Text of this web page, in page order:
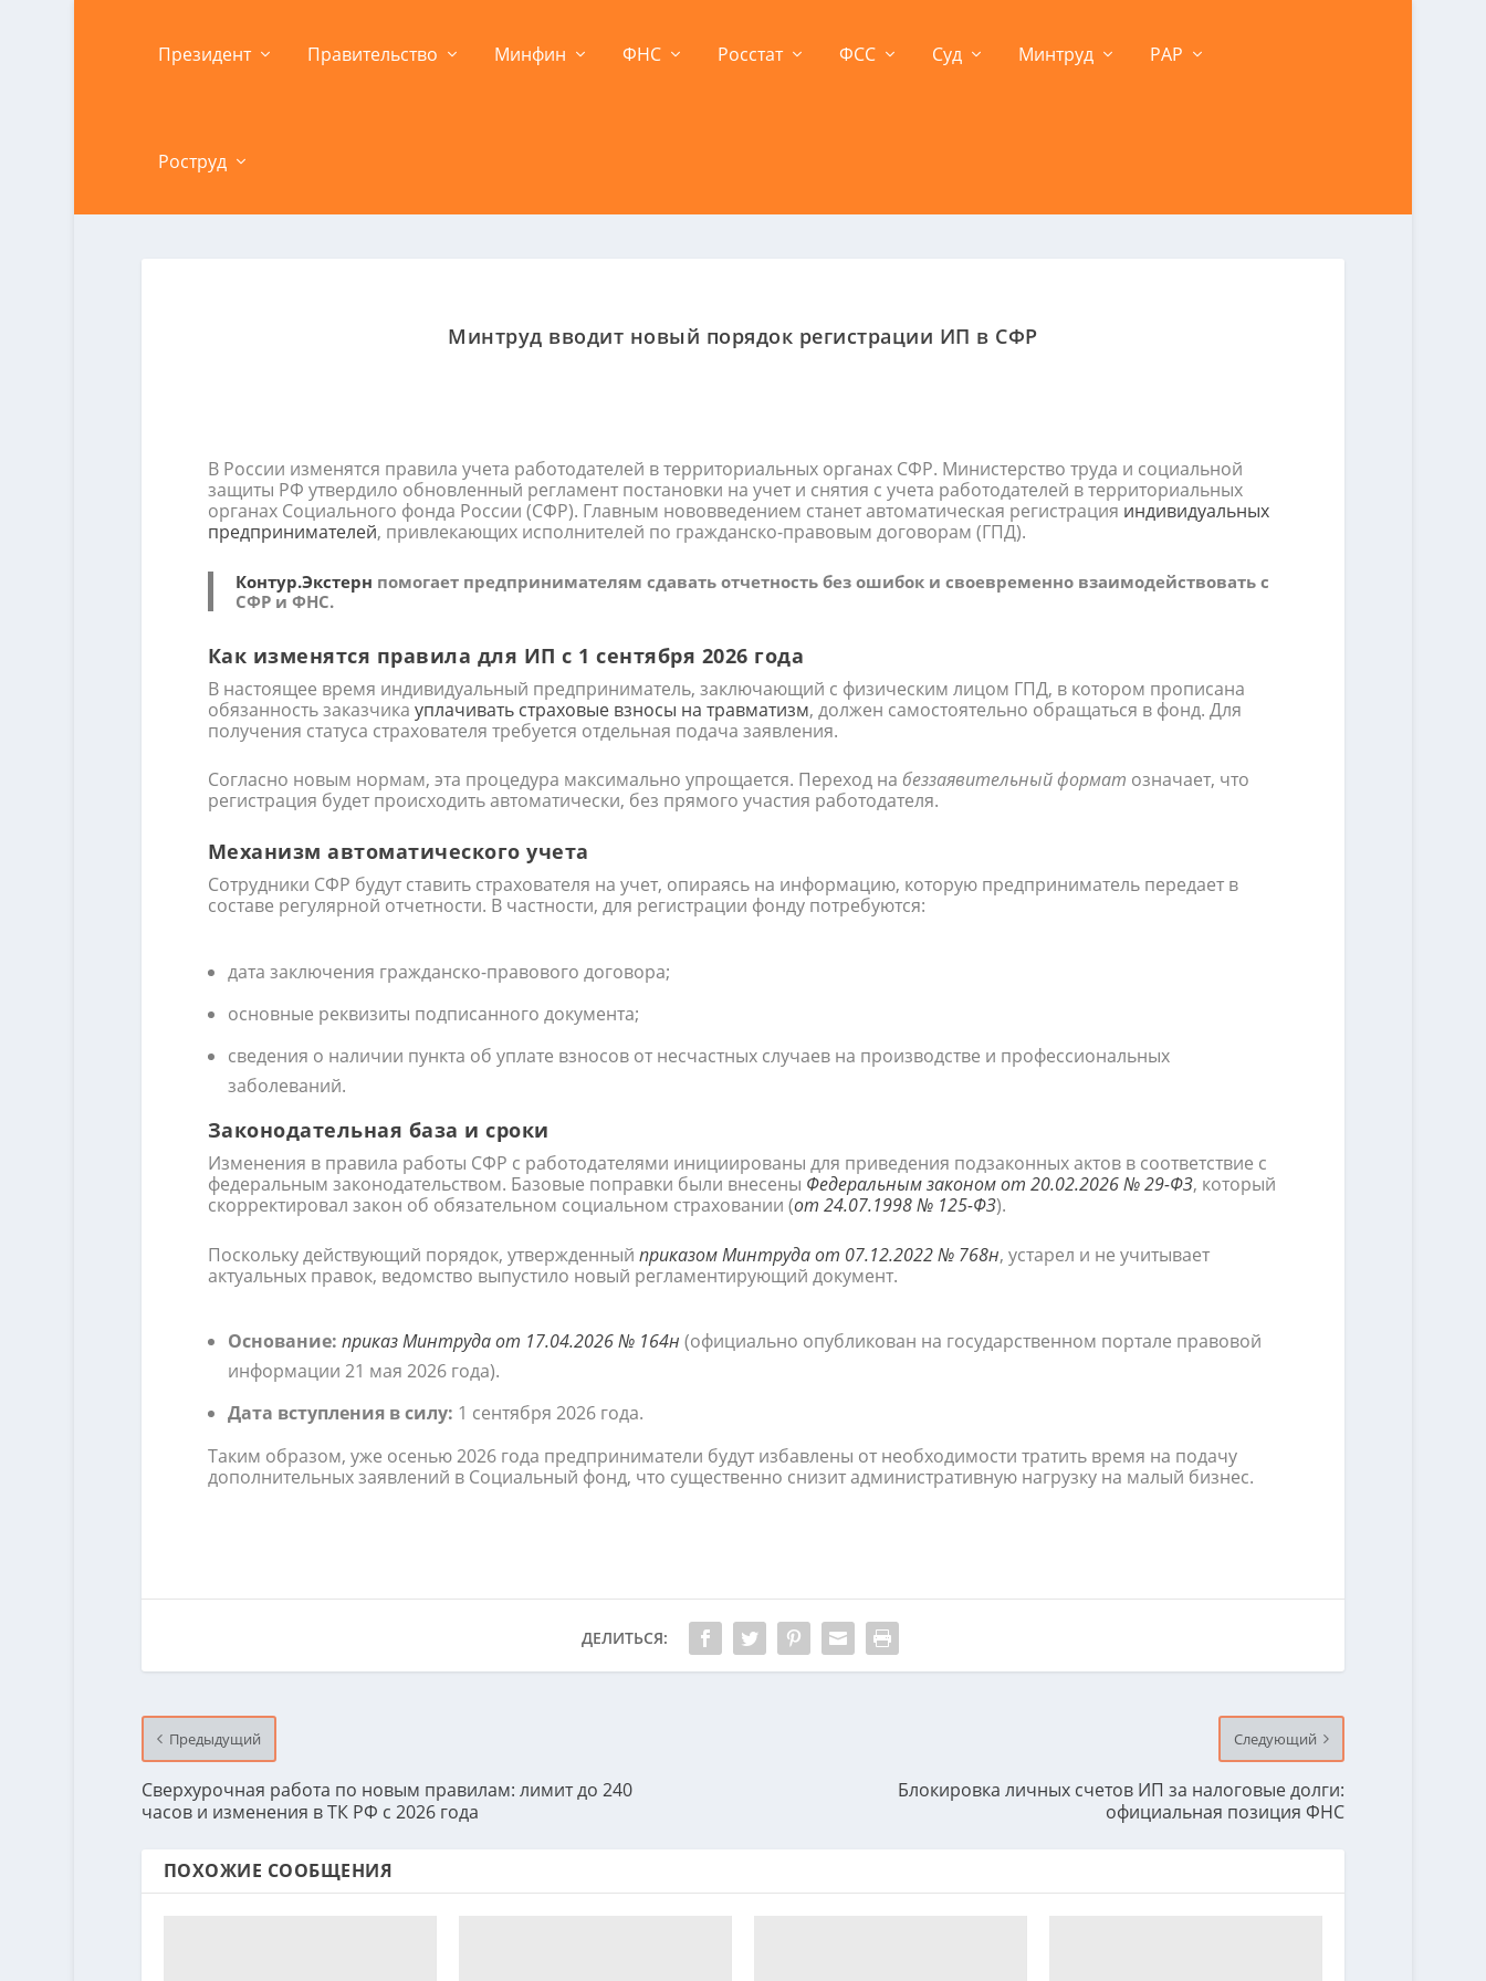
Президент Правительство Минфин ФНС Росстат ФСС Суд Минтруд РАР
Роструд
Минтруд вводит новый порядок регистрации ИП в СФР
В России изменятся правила учета работодателей в территориальных органах СФР. Министерство труда и социальной
защиты РФ утвердило обновленный регламент постановки на учет и снятия с учета работодателей в территориальных
органах Социального фонда России (СФР). Главным нововведением станет автоматическая регистрация индивидуальных
предпринимателей, привлекающих исполнителей по гражданско-правовым договорам (ГПД).
Контур.Экстерн помогает предпринимателям сдавать отчетность без ошибок и своевременно взаимодействовать с
СФР и ФНС.
Как изменятся правила для ИП с 1 сентября 2026 года
В настоящее время индивидуальный предприниматель, заключающий с физическим лицом ГПД, в котором прописана
обязанность заказчика уплачивать страховые взносы на травматизм, должен самостоятельно обращаться в фонд. Для
получения статуса страхователя требуется отдельная подача заявления.
Согласно новым нормам, эта процедура максимально упрощается. Переход на беззаявительный формат означает, что
регистрация будет происходить автоматически, без прямого участия работодателя.
Механизм автоматического учета
Сотрудники СФР будут ставить страхователя на учет, опираясь на информацию, которую предприниматель передает в
составе регулярной отчетности. В частности, для регистрации фонду потребуются:
дата заключения гражданско-правового договора;
основные реквизиты подписанного документа;
сведения о наличии пункта об уплате взносов от несчастных случаев на производстве и профессиональных
заболеваний.
Законодательная база и сроки
Изменения в правила работы СФР с работодателями инициированы для приведения подзаконных актов в соответствие с
федеральным законодательством. Базовые поправки были внесены Федеральным законом от 20.02.2026 № 29-ФЗ, который
скорректировал закон об обязательном социальном страховании (от 24.07.1998 № 125-ФЗ).
Поскольку действующий порядок, утвержденный приказом Минтруда от 07.12.2022 № 768н, устарел и не учитывает
актуальных правок, ведомство выпустило новый регламентирующий документ.
Основание: приказ Минтруда от 17.04.2026 № 164н (официально опубликован на государственном портале правовой
информации 21 мая 2026 года).
Дата вступления в силу: 1 сентября 2026 года.
Таким образом, уже осенью 2026 года предприниматели будут избавлены от необходимости тратить время на подачу
дополнительных заявлений в Социальный фонд, что существенно снизит административную нагрузку на малый бизнес.
ДЕЛИТЬСЯ:
Предыдущий
Сверхурочная работа по новым правилам: лимит до 240
часов и изменения в ТК РФ с 2026 года
Следующий
Блокировка личных счетов ИП за налоговые долги:
официальная позиция ФНС
ПОХОЖИЕ СООБЩЕНИЯ